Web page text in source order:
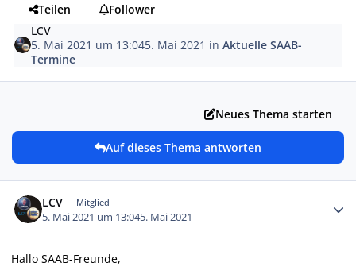
Teilen
Follower
LCV
5. Mai 2021 um 13:045. Mai 2021 inAktuelle SAAB-
Termine
Neues Thema starten
Auf dieses Thema antworten
LCV Mitglied
5. Mai 2021 um 13:045. Mai 2021
Hallo SAAB-Freunde,